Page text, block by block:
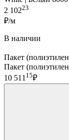
2 10223
₽/м
В наличии
Пакет
Пакет
10 51115₽